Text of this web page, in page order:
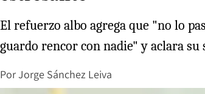
El refuerzo albo agrega que "no lo
guardo rencor con nadie" y aclara
PorJorge Sánchez Leiva